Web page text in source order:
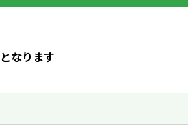
なります